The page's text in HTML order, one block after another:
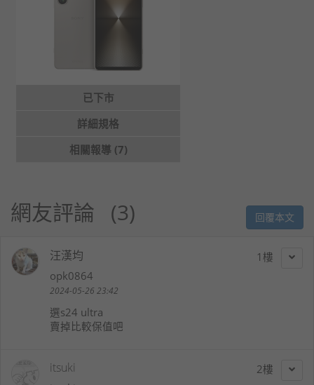
已下市
詳細規格
相關報導 (7)
網友評論 3 回覆本文
1
汪漢均
opk0864
2024-05-26 23:42
選s24 ultra
賣掉比較保值吧
2
itsuki